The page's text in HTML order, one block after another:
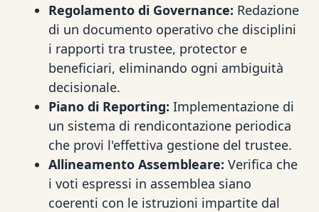
Regolamento di Governance: Redazione
di un documento operativo che disciplini
i rapporti tra trustee, protector e
beneficiari, eliminando ogni ambiguità
decisionale.
Piano di Reporting: Implementazione di
un sistema di rendicontazione periodica
che provi l'effettiva gestione del trustee.
Allineamento Assembleare: Verifica che
i voti espressi in assemblea siano
coerenti con le istruzioni impartite dal